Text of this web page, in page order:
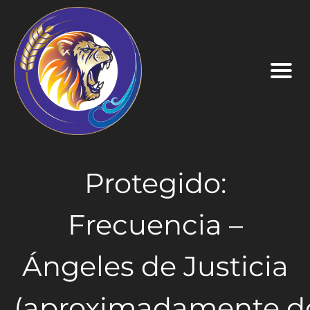
Protegido:
Frecuencia –
Ángeles de Justicia